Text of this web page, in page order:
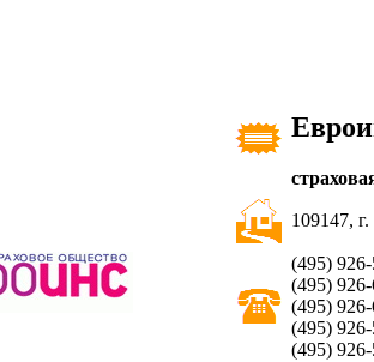
109147,
(495)
(495)
(495)
(495)
(495)